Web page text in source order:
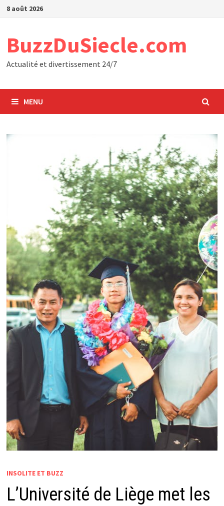
Passer
8 août 2026
BuzzDuSiecle.com
Actualité et divertissement 24/7
MENU
INSOLITE ET BUZZ
L’Université de Liège met les